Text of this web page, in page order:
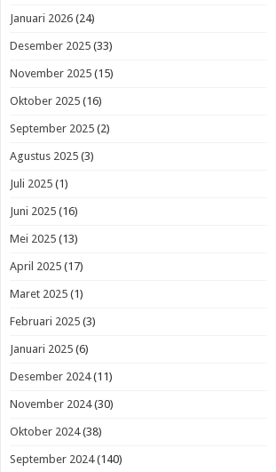
Januari 2026(24)
Desember 2025(33)
November 2025(15)
Oktober 2025(16)
September 2025(2)
Agustus 2025(3)
Juli 2025(1)
Juni 2025(16)
Mei 2025(13)
April 2025(17)
Maret 2025(1)
Februari 2025(3)
Januari 2025(6)
Desember 2024(11)
November 2024(30)
Oktober 2024(38)
September 2024(140)